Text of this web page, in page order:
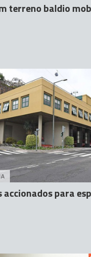
terreno baldio
accionados para